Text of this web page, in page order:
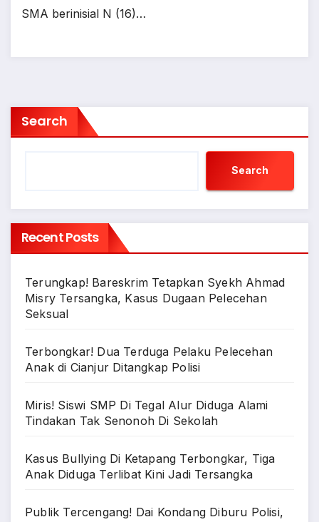
SMA berinisial N (16)…
Search
Search
Recent Posts
Terungkap! Bareskrim Tetapkan Syekh Ahmad
Misry Tersangka, Kasus Dugaan Pelecehan
Seksual
Terbongkar! Dua Terduga Pelaku Pelecehan
Anak di Cianjur Ditangkap Polisi
Miris! Siswi SMP Di Tegal Alur Diduga Alami
Tindakan Tak Senonoh Di Sekolah
Kasus Bullying Di Ketapang Terbongkar, Tiga
Anak Diduga Terlibat Kini Jadi Tersangka
Publik Tercengang! Dai Kondang Diburu Polisi,